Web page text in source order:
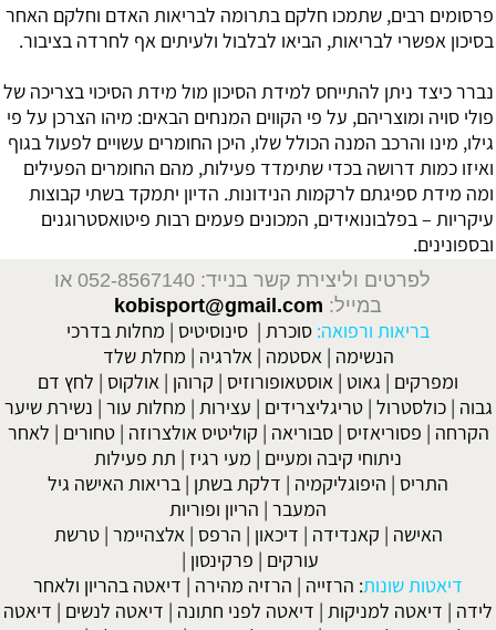
פרסומים רבים, שתמכו חלקם בתרומה לבריאות האדם וחלקם האחר
בסיכון אפשרי לבריאות, הביאו לבלבול ולעיתים אף לחרדה בציבור.
נברר כיצד ניתן להתייחס למידת הסיכון מול מידת הסיכוי בצריכה של
פולי סויה ומוצריהם, על פי הקווים המנחים הבאים: מיהו הצרכן על פי
גילו, מינו והרכב המנה הכולל שלו, היכן החומרים עשויים לפעול בגוף
ואיזו כמות דרושה בכדי שתימדד פעילות, מהם החומרים הפעילים
ומה מידת ספיגתם לרקמות הנידונות. הדיון יתמקד בשתי קבוצות
עיקריות – בפלבונואידים, המכונים פעמים רבות פיטואסטרוגנים
ובספונינים.
לפרטים וליצירת קשר בנייד: 052-8567140
או
במייל: kobisport@gmail.com
בריאות ורפואה: סוכרת | סינוסיטיס | מחלות בדרכי
הנשימה | אסטמה | אלרגיה | מחלת שלד
ומפרקים | גאוט | אוסטאופורוזיס | קרוהן | אולקוס | לחץ דם
גבוה |כולסטרול |טריגליצרידים | עצירות | מחלות עור | נשירת שיער
הקרחה | פסוריאזיס |סבוריאה | קוליטיס אולצרוזה |טחורים | לאחר
ניתוחי קיבה ומעיים | מעי רגיז | תת פעילות
התריס | היפוגליקמיה | דלקת בשתן | בריאות האישה גיל
המעבר | הריון ופוריות
האישה | קאנדידה | דיכאון | הרפס | אלצהיימר |טרשת
עורקים | פרקינסון |
דיאטות שונות: הרזייה | הרזיה מהירה | דיאטה בהריון ולאחר
לידה | דיאטה למניקות | דיאטה לפני חתונה | דיאטה לנשים | דיאטה